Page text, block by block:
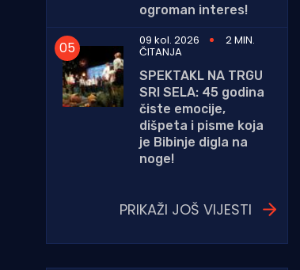
ogroman interes!
09 kol. 2026
2 MIN.
ČITANJA
SPEKTAKL NA TRGU
SRI SELA: 45 godina
čiste emocije,
dišpeta i pisme koja
je Bibinje digla na
noge!
PRIKAŽI JOŠ VIJESTI